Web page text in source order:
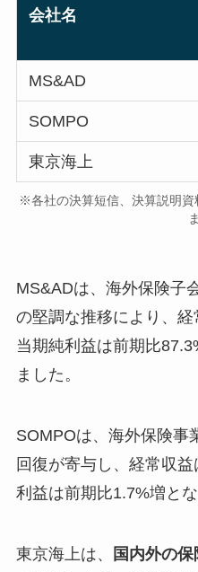
会社名
MS&AD
SOMPO
東京海上
※各社の決算短信、決算説明
MS&ADは、海外保険子
の堅調な推移により、経
当期純利益は前期比
ました。
SOMPOは、海外保険事
回復が寄与し、経常収
利益は前期比1.7%増とな
東京海上は、
国内外の